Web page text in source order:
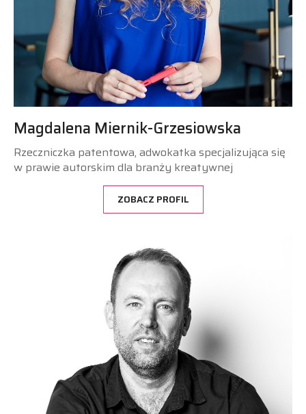
Magdalena Miernik-Grzesiowska
Rzeczniczka patentowa, adwokatka specjalizująca się
w prawie autorskim dla branży kreatywnej
ZOBACZ PROFIL